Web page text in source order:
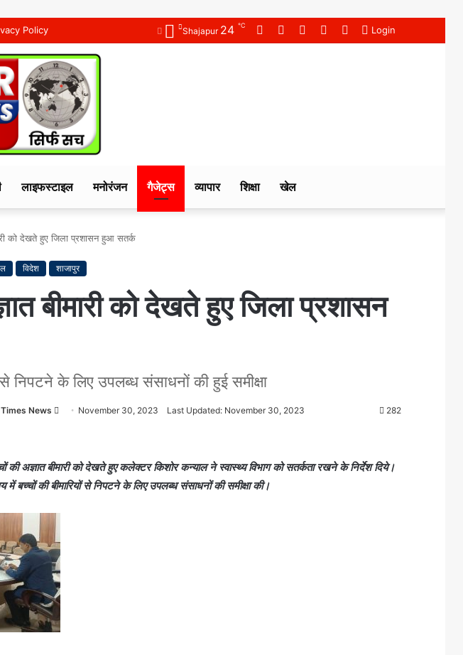
Policy Login
WhatsApp
Instagram
YouTube
Twitter
Facebook
Shajapur 24 ℃
लाइफस्टाइल मनोरंजन गैजेट्स व्यापार शिक्षा खेल
को देखते हुए जिला प्रशासन हुआ सतर्क
विदेश शाजापुर
बीमारी को देखते हुए जिला प्रशासन
से निपटने के लिए उपलब्ध संसाधनों की हुई समीक्षा
News
e
a
i
l
November 30, 2023 Last Updated: November 30, 2023 282
की अज्ञात बीमारी को देखते हुए कलेक्टर किशोर कन्याल ने स्वास्थ्य विभाग को सतर्कता रखने के निर्देश दिये।
बच्चों की बीमारियों से निपटने के लिए उपलब्ध संसाधनों की समीक्षा की।